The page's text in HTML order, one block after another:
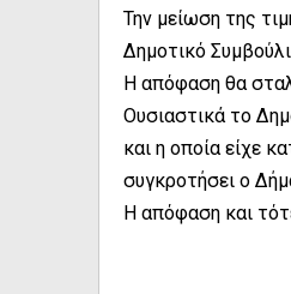
Την μείωση της
Δημοτικό
Η απόφαση θα
Ουσιαστικά το
και η οποία είχε
συγκροτήσει ο
Η απόφαση και